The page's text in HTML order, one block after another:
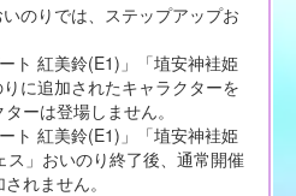
のりでは、ステップアップお
ト 紅美鈴(E1)」「埴安神袿姫
に追加されたキャラクターを
ーは登場しません。
ト 紅美鈴(E1)」「埴安神袿姫
ス」おいのり終了後、通常開催
れません。